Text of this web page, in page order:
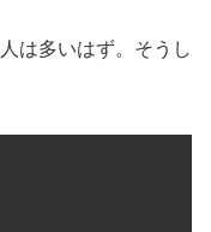
は多いはず。そうし